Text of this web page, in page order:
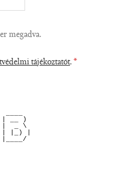
megadva.
tájékoztatót. *
__ )
|  _ \
|_) |